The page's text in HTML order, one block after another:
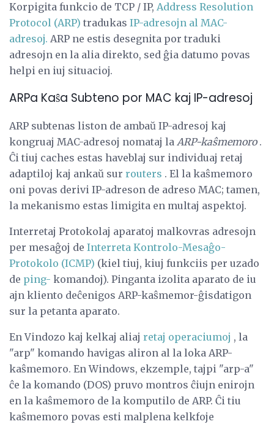
Korpigita funkcio de TCP / IP, Address Resolution
Protocol (ARP) tradukas IP-adresojn al MAC-
adresoj. ARP ne estis desegnita por traduki
adresojn en la alia direkto, sed ĝia datumo povas
helpi en iuj situacioj.
ARPa Kaŝa Subteno por MAC kaj IP-adresoj
ARP subtenas liston de ambaŭ IP-adresoj kaj
kongruaj MAC-adresoj nomataj la ARP-kaŝmemoro.
Ĉi tiuj caches estas haveblaj sur individuaj retaj
adaptiloj kaj ankaŭ sur routers . El la kaŝmemoro
oni povas derivi IP-adreson de adreso MAC; tamen,
la mekanismo estas limigita en multaj aspektoj.
Interretaj Protokolaj aparatoj malkovras adresojn
per mesaĝoj de Interreta Kontrolo-Mesaĝo-
Protokolo (ICMP) (kiel tiuj, kiuj funkciis per uzado
de ping- komandoj). Pinganta izolita aparato de iu
ajn kliento deĉenigos ARP-kaŝmemor-ĝisdatigon
sur la petanta aparato.
En Vindozo kaj kelkaj aliaj retaj operaciumoj , la
"arp" komando havigas aliron al la loka ARP-
kaŝmemoro. En Windows, ekzemple, tajpi "arp-a"
ĉe la komando (DOS) pruvo montros ĉiujn enirojn
en la kaŝmemoro de la komputilo de ARP. Ĉi tiu
kaŝmemoro povas esti malplena kelkfoje